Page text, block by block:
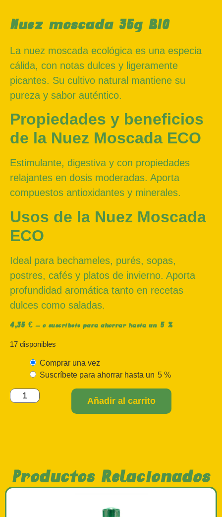
Nuez moscada 35g BIO
17 disponibles
Comprar una vez
Suscríbete para ahorrar hasta un 5 %
Añadir al carrito
La nuez moscada ecológica es una especia
cálida, con notas dulces y ligeramente
picantes. Su cultivo natural mantiene su
pureza y sabor auténtico.
Propiedades y beneficios
de la Nuez Moscada ECO
Estimulante, digestiva y con propiedades
relajantes en dosis moderadas. Aporta
compuestos antioxidantes y minerales.
Usos de la Nuez Moscada
ECO
Ideal para bechameles, purés, sopas,
postres, cafés y platos de invierno. Aporta
profundidad aromática tanto en recetas
dulces como saladas.
4,35 € — o suscríbete para ahorrar hasta un 5 %
Productos Relacionados